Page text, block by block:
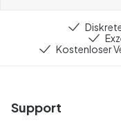
Kostenloser
Support